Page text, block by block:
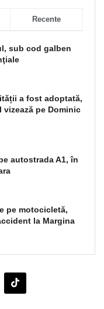
Recente
sub cod galben
a fost adoptată,
vizează pe Dominic
autostrada A1, în
pe motocicletă,
la Margina